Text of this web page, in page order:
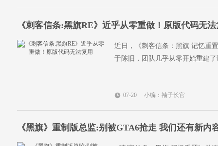
《刺客信条:黑旗RE》近乎从零重做！原版代码无
近日，《刺客信条：黑旗 记忆重
于陈旧，团队几乎从零开始重建
07-20 小编：袖子长官
《黑旗》重制版总监:别被GTA6抢走 我们还有新内